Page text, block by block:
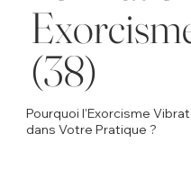
(38)
Pourquoi l'Exorcisme
dans Votre Pratique ?